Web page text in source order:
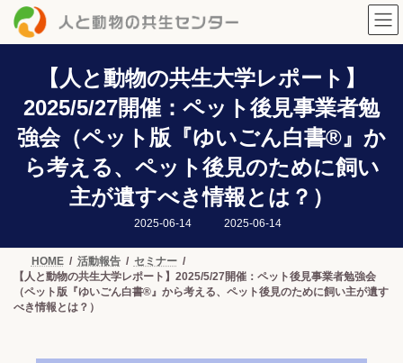
【人と動物の共生大学レポート】
2025/5/27開催：ペット後見事業者勉
強会（ペット版『ゆいごん白書®』か
ら考える、ペット後見のために飼い
主が遺すべき情報とは？）
2025-06-14
最
時
2025-06-14
HOME 活動報告
セミナー
【人と動物の共生大学レポート】2025/5/27開催：ペット後見事業者勉強会
（ペット版『ゆいごん白書®』から考える、ペット後見のために飼い主が遺す
べき情報とは？）